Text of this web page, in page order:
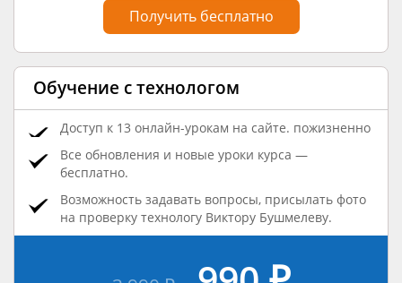
Получить бесплатно
Обучение с технологом
Доступ к 13 онлайн-урокам на сайте. пожизненно
Все обновления и новые уроки курса —
бесплатно.
Возможность задавать вопросы, присылать фото
на проверку технологу Виктору Бушмелеву.